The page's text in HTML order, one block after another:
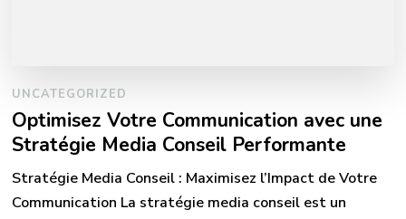
UNCATEGORIZED
Optimisez Votre Communication avec une
Stratégie Media Conseil Performante
Stratégie Media Conseil : Maximisez l’Impact de Votre
Communication La stratégie media conseil est un